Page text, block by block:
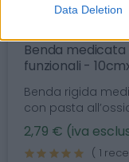
Data Deletion
Benda
funzionali -
Benda rigida
con pasta
2,79 € (iva
( 1